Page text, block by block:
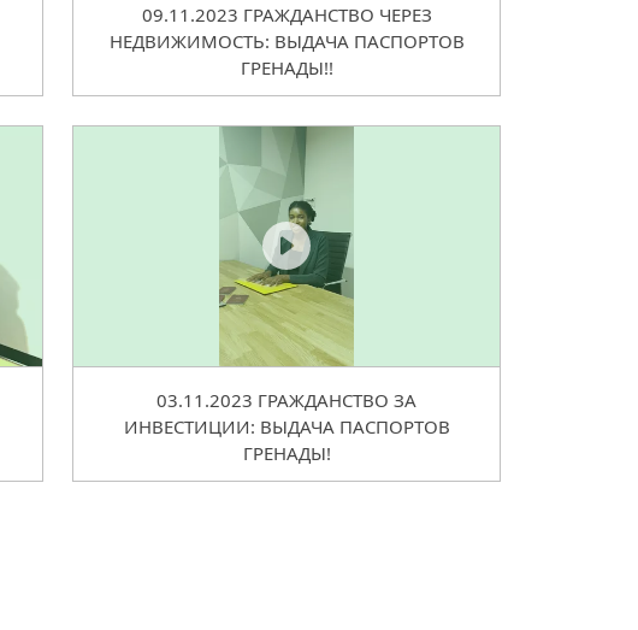
09.11.2023 ГРАЖДАНСТВО ЧЕРЕЗ
НЕДВИЖИМОСТЬ: ВЫДАЧА ПАСПОРТОВ
ГРЕНАДЫ!!
03.11.2023 ГРАЖДАНСТВО ЗА
ИНВЕСТИЦИИ: ВЫДАЧА ПАСПОРТОВ
ГРЕНАДЫ!